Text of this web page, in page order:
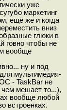
уже
маркетинг
ещё же и когда
вниз
глюки в
говно чтобы не
вообще
ну и под
мультимедия-
- TaskBar не
мешает то...),
вообще любой
встроенках.